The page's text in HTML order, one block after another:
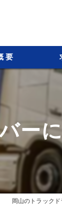
要
ー
岡山のトラック